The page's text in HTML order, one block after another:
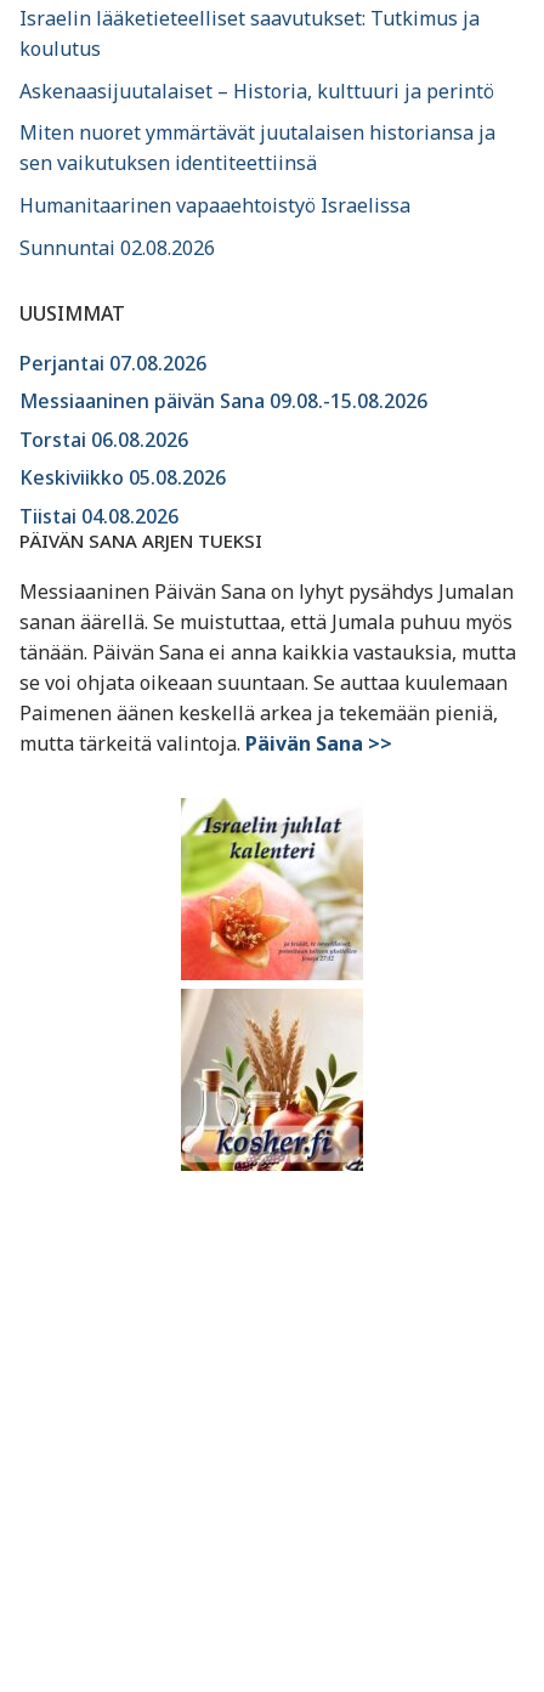
Israelin lääketieteelliset saavutukset: Tutkimus ja
koulutus
Askenaasijuutalaiset – Historia, kulttuuri ja perintö
Miten nuoret ymmärtävät juutalaisen historiansa ja
sen vaikutuksen identiteettiinsä
Humanitaarinen vapaaehtoistyö Israelissa
Sunnuntai 02.08.2026
UUSIMMAT
Perjantai 07.08.2026
Messiaaninen päivän Sana 09.08.-15.08.2026
Torstai 06.08.2026
Keskiviikko 05.08.2026
Tiistai 04.08.2026
PÄIVÄN SANA ARJEN TUEKSI
Messiaaninen Päivän Sana on lyhyt pysähdys Jumalan
sanan äärellä. Se muistuttaa, että Jumala puhuu myös
tänään. Päivän Sana ei anna kaikkia vastauksia, mutta
se voi ohjata oikeaan suuntaan. Se auttaa kuulemaan
Paimenen äänen keskellä arkea ja tekemään pieniä,
mutta tärkeitä valintoja. Päivän Sana >>